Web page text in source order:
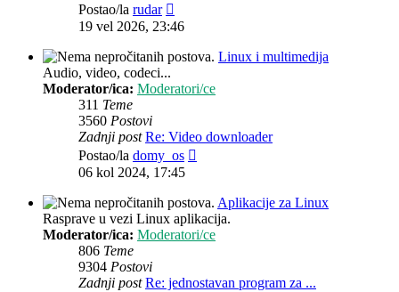
Postao/la rudar
post
19 vel 2026, 23:46
Linux i multimedija
Audio, video, codeci...
Moderator/ica: Moderatori/ce
311 Teme
3560 Postovi
Zadnji post Re: Video downloader
Postao/la domy_os
06 kol 2024, 17:45
Aplikacije za Linux
Rasprave u vezi Linux aplikacija.
Moderator/ica: Moderatori/ce
806 Teme
9304 Postovi
Zadnji post Re: jednostavan program za ...